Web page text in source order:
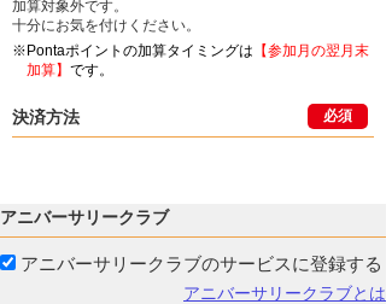
加算対象外です。
十分にお気を付けください。
※Pontaポイントの加算タイミングは 【参加月の翌月末
加算】 です。
決済方法 必須
アニバーサリークラブ
アニバーサリークラブのサービスに登録する
アニバーサリークラブとは